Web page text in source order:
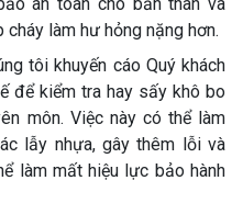
làm hư hỏng nặng hơn.
tôi khuyến cáo Quý khách
để kiểm tra hay sấy khô bo
môn. Việc này có thể làm
lẫy nhựa, gây thêm lỗi và
làm mất hiệu lực bảo hành